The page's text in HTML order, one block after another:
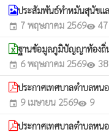
ประสัมพันธ์ทำหมันสุนัขแ
event 7 พฤษภาคม 2569visibility 47
ฐานข้อมูลภูมิปัญญาท้องถิ่
event 6 พฤษภาคม 2569visibility 38
ประกาศเทศบาลตำบลหน
event 9 เมษายน 2569visibility 9
ประกาศเทศบาลตำบลหน